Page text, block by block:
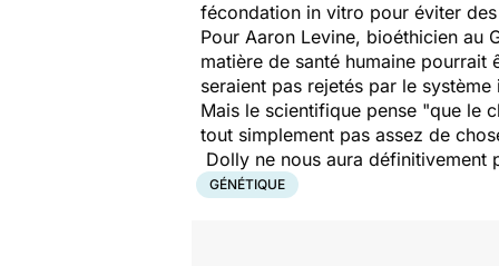
fécondation in vitro pour éviter
Pour Aaron Levine, bioéthicien au
matière de santé humaine
seraient pas rejetés par le
Mais le scientifique pense "que le
tout simplement pas assez de
Dolly ne nous aura définitivement
GÉNÉTIQUE